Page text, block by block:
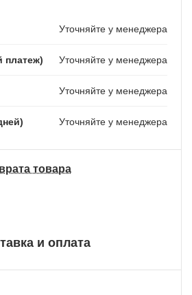
Уточняйте у менеджера
платеж) Уточняйте у менеджера
Уточняйте у менеджера
Уточняйте у менеджера
товара
и оплата